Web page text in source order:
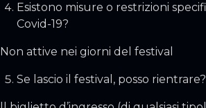
Esistono misure o restrizioni
Covid-19?
Non attive nei giorni del festival
Se lascio il festival, posso rientrare?